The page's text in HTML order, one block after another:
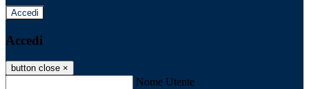
Accedi
Accedi
button close ×
Nome Utente